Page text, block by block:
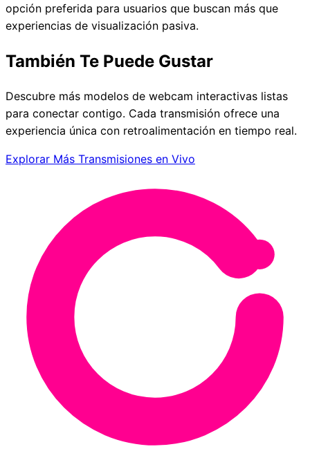
opción preferida para usuarios que buscan más que
experiencias de visualización pasiva.
También Te Puede Gustar
Descubre más modelos de webcam interactivas listas
para conectar contigo. Cada transmisión ofrece una
experiencia única con retroalimentación en tiempo real.
Explorar Más Transmisiones en Vivo